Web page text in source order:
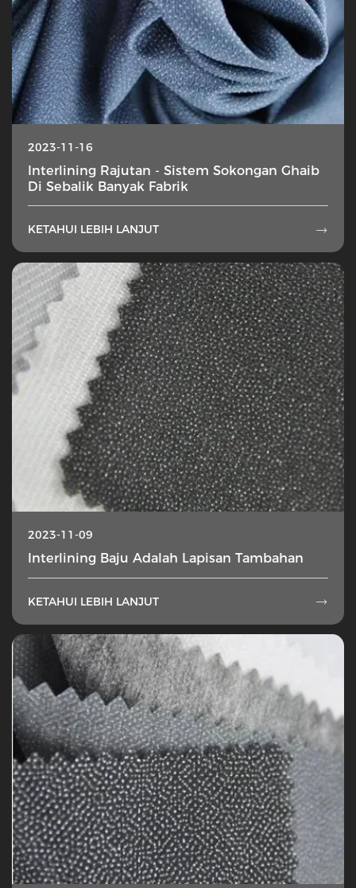
2023-11-16
Interlining Rajutan - Sistem Sokongan Ghaib
Di Sebalik Banyak Fabrik
KETAHUI LEBIH LANJUT 
2023-11-09
Interlining Baju Adalah Lapisan Tambahan
KETAHUI LEBIH LANJUT 